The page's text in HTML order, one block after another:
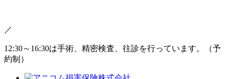
／
12:30～16:30は手術、精密検査、往診を行っています。（予
約制）